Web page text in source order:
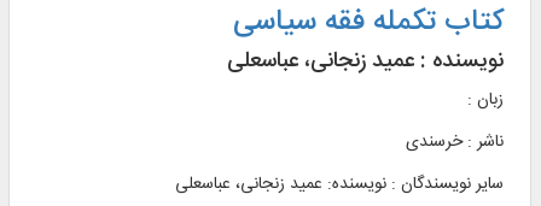
کتاب تکمله فقه سیاسی
نویسنده :عمید زنجانی، عباسعلی
زبان :
ناشر :خرسندی
سایر نویسندگان : نویسنده: عمید زنجانی، عباسعلی